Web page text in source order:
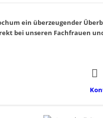
ein überzeugender
bei unseren Fachfrauen